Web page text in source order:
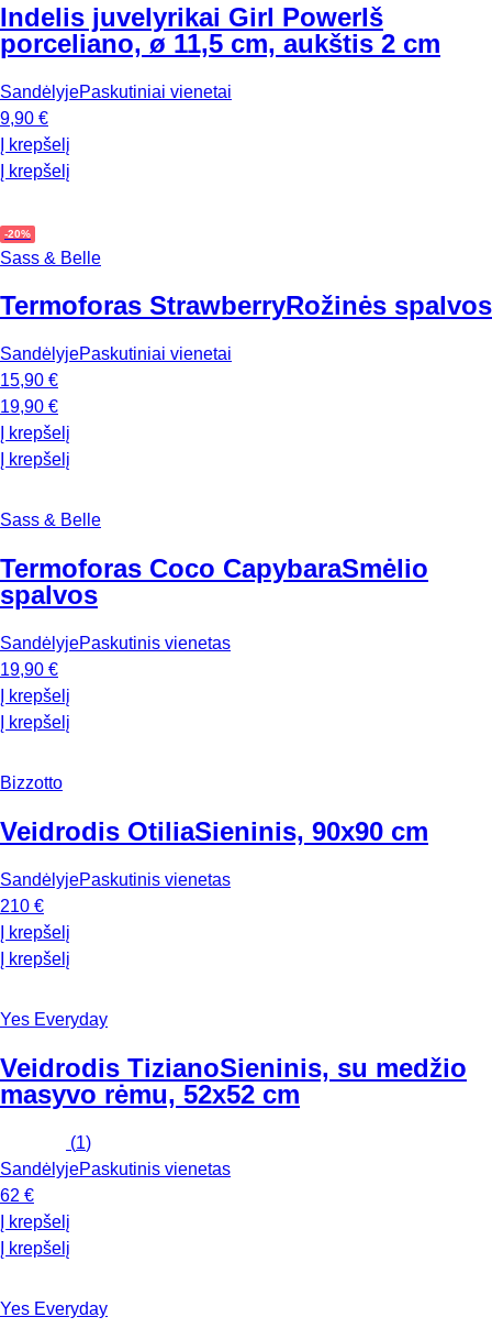
Indelis juvelyrikai Girl PowerIš
porceliano, ø 11,5 cm, aukštis 2 cm
SandėlyjePaskutiniai vienetai
9,90 €
Į krepšelį
Į krepšelį
-20%
Sass & Belle
Termoforas StrawberryRožinės spalvos
SandėlyjePaskutiniai vienetai
15,90 €
19,90 €
Į krepšelį
Į krepšelį
Sass & Belle
Termoforas Coco CapybaraSmėlio
spalvos
SandėlyjePaskutinis vienetas
19,90 €
Į krepšelį
Į krepšelį
Bizzotto
Veidrodis OtiliaSieninis, 90x90 cm
SandėlyjePaskutinis vienetas
210 €
Į krepšelį
Į krepšelį
Yes Everyday
Veidrodis TizianoSieninis, su medžio
masyvo rėmu, 52x52 cm
(1)
SandėlyjePaskutinis vienetas
62 €
Į krepšelį
Į krepšelį
Yes Everyday